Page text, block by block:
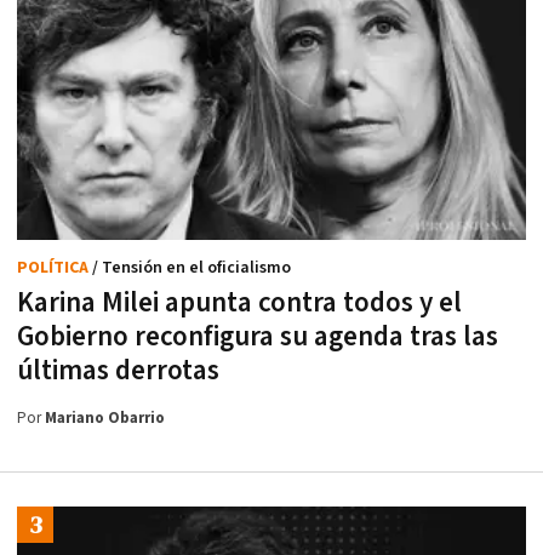
Karina Milei apunta contra todos y el
Gobierno reconfigura su agenda tras las
últimas derrotas
POLÍTICA/ Tensión en el oficialismo
PorMariano Obarrio